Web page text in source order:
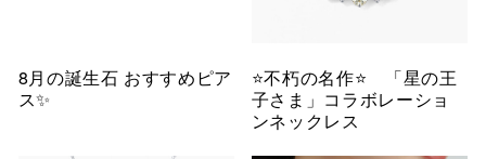
8月の誕生石 おすすめピア
ス✨
⭐️不朽の名作⭐️ 「星の王
子さま」コラボレーショ
ンネックレス